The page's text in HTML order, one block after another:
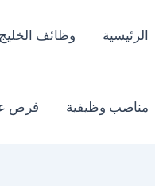
الرئيسية وظائف الخليج
مناصب وظيفية فرص